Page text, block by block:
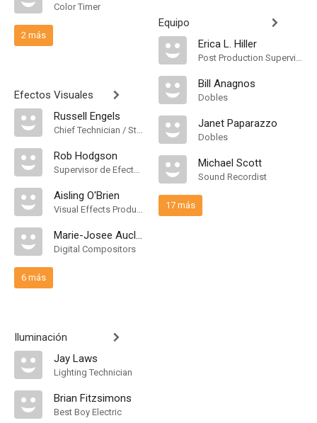
Color Timer
2 más
Efectos Visuales
Russell Engels
Chief Technician / Stop-Motion Expert
Rob Hodgson
Supervisor de Efectos Visuales
Aisling O'Brien
Visual Effects Producer
Marie-Josee Auclair
Digital Compositors
6 más
Iluminación
Jay Laws
Lighting Technician
Brian Fitzsimons
Best Boy Electric
Equipo
Erica L. Hiller
Post Production Supervisor
Bill Anagnos
Dobles
Janet Paparazzo
Dobles
Michael Scott
Sound Recordist
17 más